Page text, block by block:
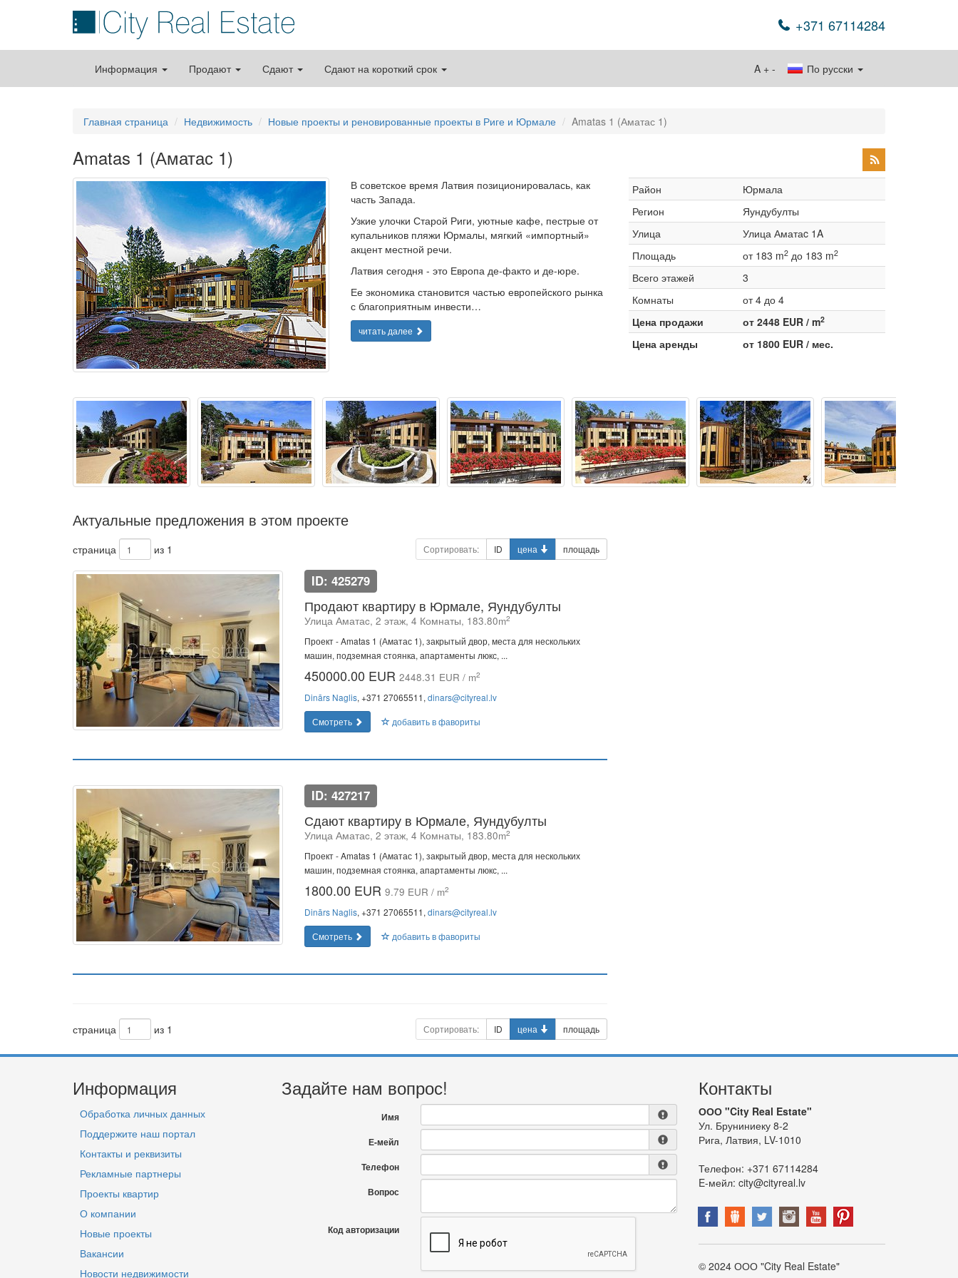
+371 67114284
Информация Продают Сдают Сдают на короткий срок По русски
A + -
Главная страница Недвижимость Новые проекты и реновированные проекты в Риге и Юрмале Amatas 1 (Аматас 1)
Amatas 1 (Аматас 1)
В советское время Латвия позиционировалась, как
часть Запада.
Узкие улочки Старой Риги, уютные кафе, пестрые от
купальников пляжи Юрмалы, мягкий «импортный»
акцент местной речи.
Латвия сегодня - это Европа де-факто и де-юре.
Ее экономика становится частью европейского рынка
с благоприятным инвести…
читать далее
Район
Юрмала
Регион
Яундубулты
Улица
Улица Аматаc 1A
Площадь
от 183 m2 до 183 m2
Всего этажей
3
Комнаты
от 4 до 4
Цена продажи
от 2448 EUR / m2
Цена аренды от 1800 EUR / мес.
Актуальные предложения в этом проекте
страница из 1 Сортировать: ID цена площадь
ID: 425279
Продают квартиру в Юрмале, Яундубулты
Улица Аматаc, 2 этаж, 4 Комнаты, 183.80m2
Проект - Amatas 1 (Аматас 1), закрытый двор, места для нескольких
машин, подземная стоянка, апартаменты люкс, ...
450000.00 EUR 2448.31 EUR / m2
Dinārs Naglis, +371 27065511, dinars@cityreal.lv
Смотреть
добавить в фавориты
ID: 427217
Сдают квартиру в Юрмале, Яундубулты
Улица Аматаc, 2 этаж, 4 Комнаты, 183.80m2
Проект - Amatas 1 (Аматас 1), закрытый двор, места для нескольких
машин, подземная стоянка, апартаменты люкс, ...
1800.00 EUR 9.79 EUR / m2
Dinārs Naglis, +371 27065511, dinars@cityreal.lv
Смотреть
добавить в фавориты
страница из 1 Сортировать: ID цена площадь
Информация
Обработка личных данных
Поддержите наш портал
Контакты и реквизиты
Рекламные партнеры
Проекты квартир
О компании
Новые проекты
Вакансии
Новости недвижимости
Задайте нам вопрос!
Имя
Е-мейл
Телефон
Вопрос
Код авторизации
Контакты
ООО "City Real Estate"
Ул. Бруниниеку 8-2
Рига, Латвия, LV-1010
Телефон: +371 67114284
E-мейл: city@cityreal.lv
© 2024 ООО "City Real Estate"